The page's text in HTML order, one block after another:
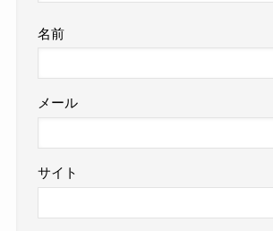
名前
メール
サイト